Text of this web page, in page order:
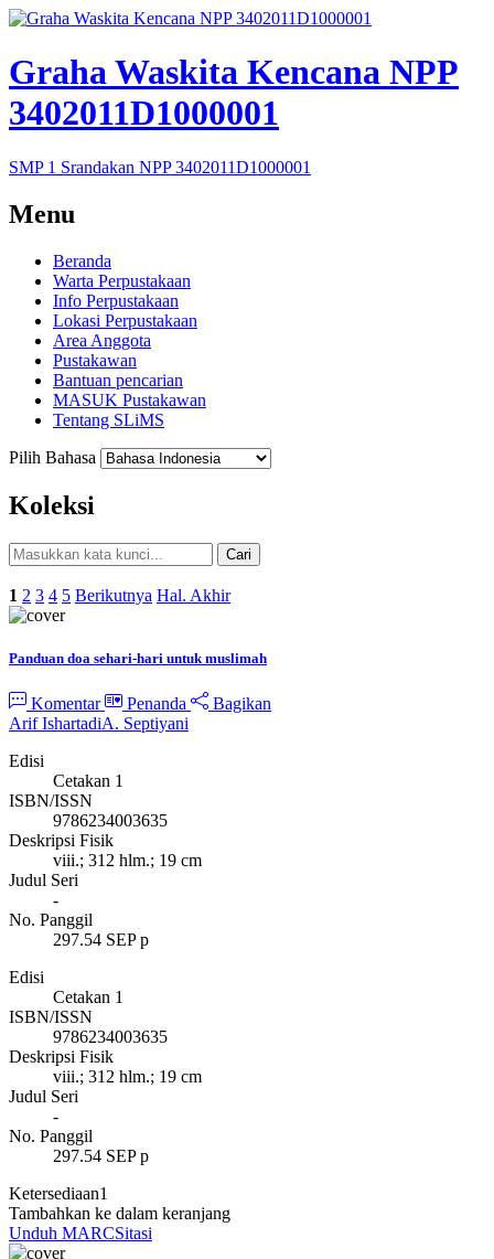
Graha Waskita Kencana NPP
3402011D1000001
SMP 1 Srandakan NPP 3402011D1000001
Menu
Beranda
Warta Perpustakaan
Info Perpustakaan
Lokasi Perpustakaan
Area Anggota
Pustakawan
Bantuan pencarian
MASUK Pustakawan
Tentang SLiMS
Pilih Bahasa
Koleksi
Cari
1 2 3 4 5 Berikutnya Hal. Akhir
Panduan doa sehari-hari untuk muslimah
Komentar Penanda
Bagikan
Arif IshartadiA. Septiyani
Edisi
Cetakan 1
ISBN/ISSN
9786234003635
Deskripsi Fisik
viii.; 312 hlm.; 19 cm
Judul Seri
-
No. Panggil
297.54 SEP p
Edisi
Cetakan 1
ISBN/ISSN
9786234003635
Deskripsi Fisik
viii.; 312 hlm.; 19 cm
Judul Seri
-
No. Panggil
297.54 SEP p
Ketersediaan1
Tambahkan ke dalam keranjang
Unduh MARCSitasi